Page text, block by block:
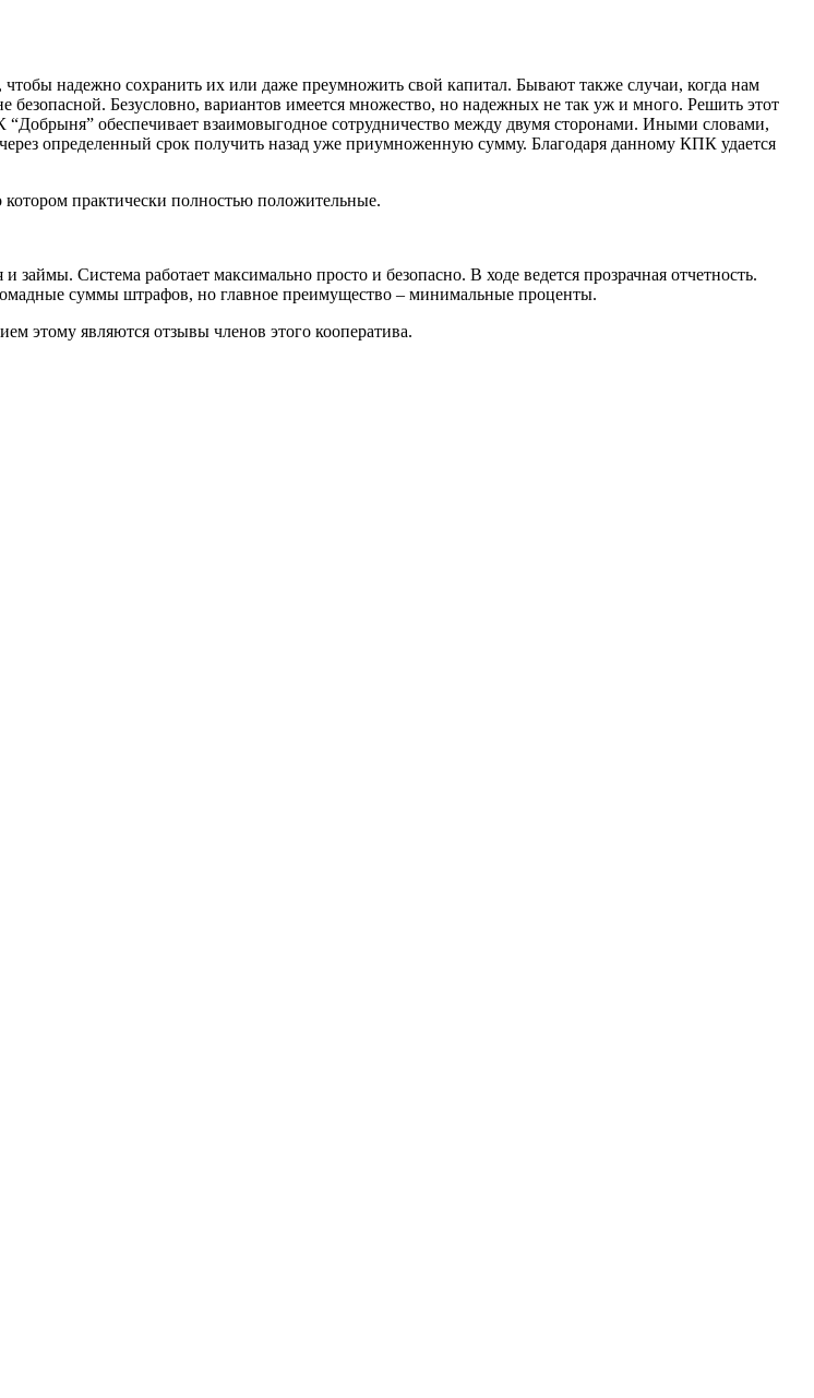
надежно сохранить их или даже преумножить свой капитал. Бывают также случаи, когда нам
Безусловно, вариантов имеется множество, но надежных не так уж и много. Решить этот
обеспечивает взаимовыгодное сотрудничество между двумя сторонами. Иными словами,
определенный срок получить назад уже приумноженную сумму. Благодаря данному КПК удается
котором практически полностью положительные.
Система работает максимально просто и безопасно. В ходе ведется прозрачная отчетность.
суммы штрафов, но главное преимущество – минимальные проценты.
этому являются отзывы членов этого кооператива.